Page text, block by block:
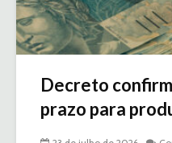
Decreto
prazo para